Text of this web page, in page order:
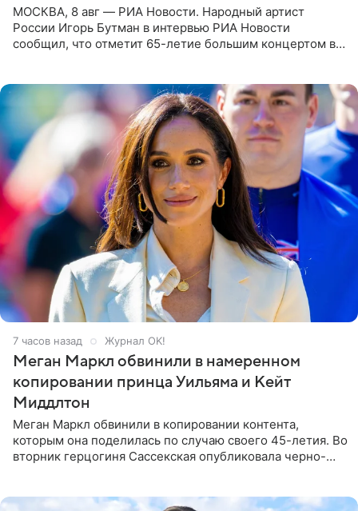
МОСКВА, 8 авг — РИА Новости. Народный артист
России Игорь Бутман в интервью РИА Новости
сообщил, что отметит 65-летие большим концертом в
7 часов назад Журнал OK!
Меган Маркл обвинили в намеренном
копировании принца Уильяма и Кейт
Миддлтон
Меган Маркл обвинили в копировании контента,
которым она поделилась по случаю своего 45-летия. Во
вторник герцогиня Сассекская опубликовала черно-